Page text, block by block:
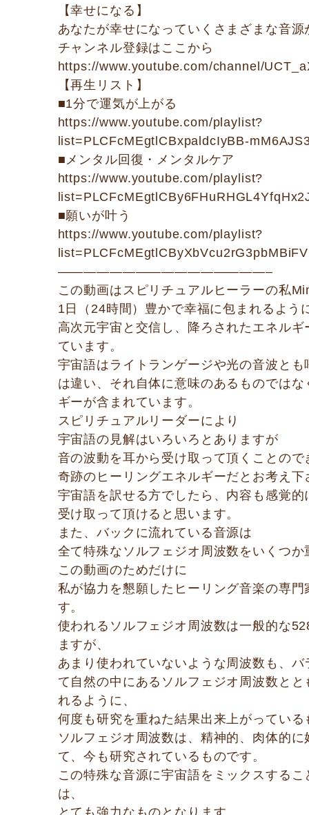
【幸せになる】
あなたが幸せになっていくさまざまな音
チャンネル登録はここから
https://www.youtube.com/channel/
【再生リスト】
■1分で運気が上がる
https://www.youtube.com/playlist?
list=PLCFcMEgtlCBxpaldcIyBB-
■メンタル回復・メンタルケア
https://www.youtube.com/playlist?
■願いが叶う
https://www.youtube.com/playlist?
————————————————–
この動画はスピリチュアルヒーラーの私
1日（24時間）豊かで幸福に包まれるよう
高次元宇宙と交信し、降ろされたエネル
ています。
宇宙語はライトランゲージや光の音波と
は違い、それ自体に意味のあるものでは
ギーが含まれています。
スピリチュアルリーダーにより
宇宙語の見解はいろいろとありますが
音の波動を耳から受け取って頂くことので
奇跡のヒーリングエネルギーだとお考え下
宇宙語を訳せる方でしたら、内容も感覚的
受け取って頂けると思います。
また、バックに流れている音源は
全て特殊なソルフェジオ周波数をいくつか
この動画のためだけに
私が協力を懇願したヒーリング音楽の専
す。
使われるソルフェジオ周波数は一般的な
ますが、
あまり使われていないような周波数も、
て自然の中にあるソルフェジオ周波数と
れるように、
何度も研究を重ねた結果出来上がっている
ソルフェジオ周波数は、精神的、肉体的
て、今も研究されているものです。
この特殊な音源に宇宙語をミックスする
は、